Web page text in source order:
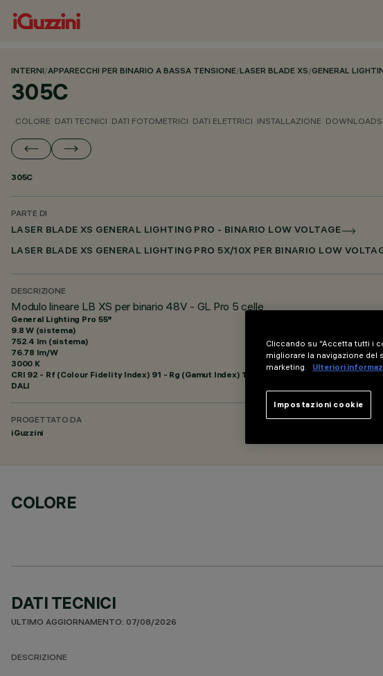
INTERNI/APPARECCHI PER BINARIO A BASSA TENSIONE/LASER BLADE XS/GENERAL
305C
COLORE DATI TECNICI DATI FOTOMETRICI DATI ELETTRICI INSTALLAZIONE DOWNLOADS
305C
PARTE DI
LASER BLADE XS GENERAL LIGHTING PRO - BINARIO LOW VOLTAGE
LASER BLADE XS GENERAL LIGHTING PRO 5X/10X PER BINARIO LOW
DESCRIZIONE
Modulo lineare LB XS per binario 48V - GL Pro 5 celle
General Lighting Pro 55°
9.8 W (sistema)
752.4 lm (sistema)
76.78 lm/W
3000 K
CRI 92 - Rf (Colour Fidelity Index) 91 - Rg (Gamut Index) 102
DALI
PROGETTATO DA
iGuzzini
COLORE
DATI TECNICI
ULTIMO AGGIORNAMENTO: 07/08/2026
DESCRIZIONE
Cliccando su “Accetta tutti i
migliorare la navigazione del
marketing.
Ulteriori
Impostazioni cookie